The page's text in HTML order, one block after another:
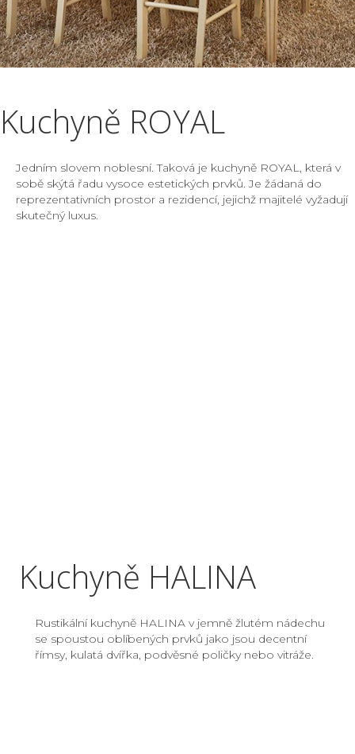
Kuchyně ROYAL
Jedním slovem noblesní. Taková je kuchyně ROYAL, která v
sobě skýtá řadu vysoce estetických prvků. Je žádaná do
reprezentativních prostor a rezidencí, jejichž majitelé vyžadují
skutečný luxus.
Kuchyně HALINA
Rustikální kuchyně HALINA v jemně žlutém nádechu
se spoustou oblíbených prvků jako jsou decentní
římsy, kulatá dvířka, podvěsné poličky nebo vitráže.